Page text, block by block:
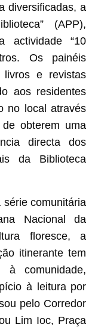
diversificadas, a
(APP),
actividade “10
Os painéis
livros e revistas
aos residentes
no local através
obterem uma
directa dos
da Biblioteca
série comunitária
Nacional da
floresce, a
itinerante tem
comunidade,
à leitura por
pelo Corredor
Lim Ioc, Praça